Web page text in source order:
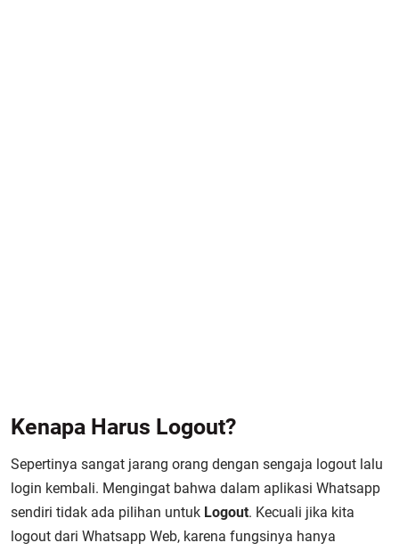
Kenapa Harus Logout?
Sepertinya sangat jarang orang dengan sengaja logout lalu
login kembali. Mengingat bahwa dalam aplikasi Whatsapp
sendiri tidak ada pilihan untuk Logout. Kecuali jika kita
logout dari Whatsapp Web, karena fungsinya hanya